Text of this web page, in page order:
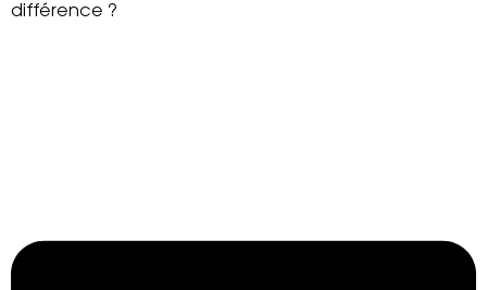
différence ?